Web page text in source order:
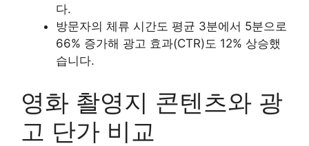
다.
방문자의 체류 시간도 평균 3분에서 5분으로
66% 증가해 광고 효과(CTR)도 12% 상승했
습니다.
영화 촬영지 콘텐츠와 광
고 단가 비교